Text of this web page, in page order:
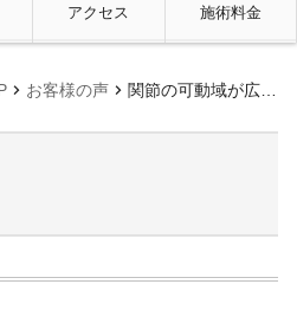
アクセス 施術料金
chevron_right お客様の声 chevron_right 関節の可動域が広くなりました。